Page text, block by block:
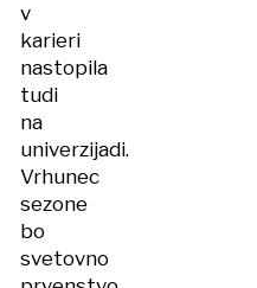
v
karieri
nastopila
tudi
na
univerzijadi.
Vrhunec
sezone
bo
svetovno